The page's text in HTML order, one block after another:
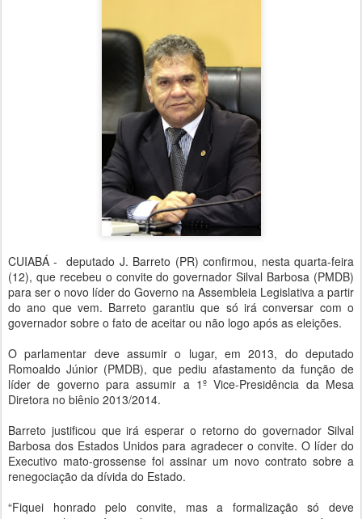
CUIABÁ - deputado J. Barreto (PR) confirmou, nesta quarta-feira
(12), que recebeu o convite do governador Silval Barbosa (PMDB)
para ser o novo líder do Governo na Assembleia Legislativa a partir
do ano que vem. Barreto garantiu que só irá conversar com o
governador sobre o fato de aceitar ou não logo após as eleições.
O parlamentar deve assumir o lugar, em 2013, do deputado
Romoaldo Júnior (PMDB), que pediu afastamento da função de
líder de governo para assumir a 1º Vice-Presidência da Mesa
Diretora no biênio 2013/2014.
Barreto justificou que irá esperar o retorno do governador Silval
Barbosa dos Estados Unidos para agradecer o convite. O líder do
Executivo mato-grossense foi assinar um novo contrato sobre a
renegociação da dívida do Estado.
“Fiquei honrado pelo convite, mas a formalização só deve